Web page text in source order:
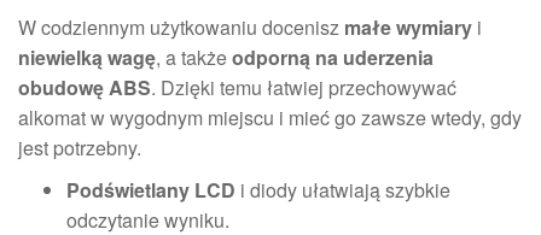
W codziennym użytkowaniu docenisz małe wymiary i
niewielką wagę, a takżeodporną na uderzenia
obudowę ABS. Dzięki temu łatwiej przechowywać
alkomat w wygodnym miejscu i mieć go zawsze wtedy, gdy
jest potrzebny.
Podświetlany LCD i diody ułatwiają szybkie
odczytanie wyniku.